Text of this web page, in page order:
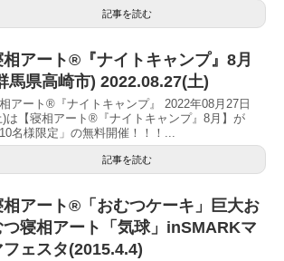
記事を読む
相アート®︎『ナイトキャンプ』8月
馬県高崎市) 2022.08.27(土)
アート®『ナイトキャンプ』 2022年08月27日
)は【寝相アート®︎『ナイトキャンプ』8月】が
10名様限定」の無料開催！！！...
記事を読む
相アート®「おむつケーキ」巨大お
つ寝相アート「気球」inSMARKマ
フェスタ(2015.4.4)